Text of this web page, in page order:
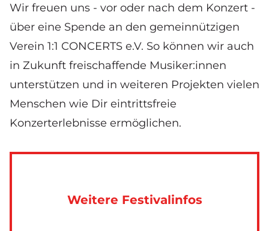
Wir freuen uns - vor oder nach dem Konzert -
über eine Spende an den gemeinnützigen
Verein 1:1 CONCERTS e.V. So können wir auch
in Zukunft freischaffende Musiker:innen
unterstützen und in weiteren Projekten vielen
Menschen wie Dir eintrittsfreie
Konzerterlebnisse ermöglichen.
Weitere Festivalinfos